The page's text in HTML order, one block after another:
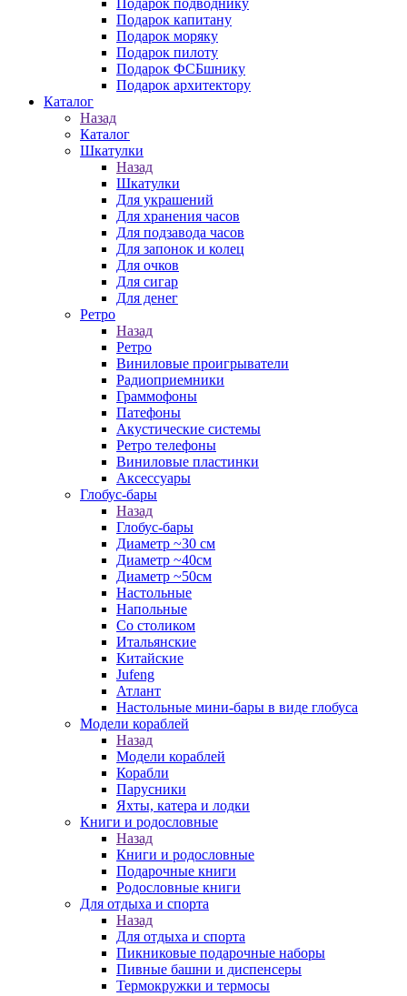
Подарок подводнику
Подарок капитану
Подарок моряку
Подарок пилоту
Подарок ФСБшнику
Подарок архитектору
Каталог
Назад
Каталог
Шкатулки
Назад
Шкатулки
Для украшений
Для хранения часов
Для подзавода часов
Для запонок и колец
Для очков
Для сигар
Для денег
Ретро
Назад
Ретро
Виниловые проигрыватели
Радиоприемники
Граммофоны
Патефоны
Акустические системы
Ретро телефоны
Виниловые пластинки
Аксессуары
Глобус-бары
Назад
Глобус-бары
Диаметр ~30 см
Диаметр ~40см
Диаметр ~50см
Настольные
Напольные
Со столиком
Итальянские
Китайские
Jufeng
Атлант
Настольные мини-бары в виде глобуса
Модели кораблей
Назад
Модели кораблей
Корабли
Парусники
Яхты, катера и лодки
Книги и родословные
Назад
Книги и родословные
Подарочные книги
Родословные книги
Для отдыха и спорта
Назад
Для отдыха и спорта
Пикниковые подарочные наборы
Пивные башни и диспенсеры
Термокружки и термосы